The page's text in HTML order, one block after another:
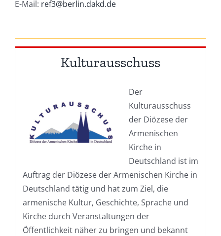
E-Mail: ref3@berlin.dakd.de
Kulturausschuss
Der
Kulturausschuss
der Diözese der
Armenischen
Kirche in
Deutschland ist im
Auftrag der Diözese der Armenischen Kirche in
Deutschland tätig und hat zum Ziel, die
armenische Kultur, Geschichte, Sprache und
Kirche durch Veranstaltungen der
Öffentlichkeit näher zu bringen und bekannt